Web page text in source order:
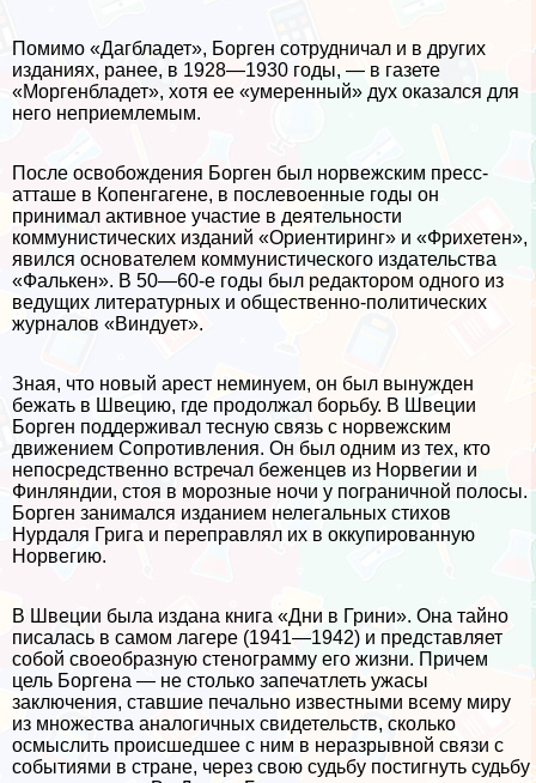
Помимо «Дагбладет», Борген сотрудничал и в других
изданиях, ранее, в 1928—1930 годы, — в газете
«Моргенбладет», хотя ее «умеренный» дух оказался для
него неприемлемым.
После освобождения Борген был норвежским пресс-
атташе в Копенгагене, в послевоенные годы он
принимал активное участие в деятельности
коммунистических изданий «Ориентиринг» и «Фрихетен»,
явился основателем коммунистического издательства
«Фалькен». В 50—60-е годы был редактором одного из
ведущих литературных и общественно-политических
журналов «Виндует».
Зная, что новый арест неминуем, он был вынужден
бежать в Швецию, где продолжал борьбу. В Швеции
Борген поддерживал тесную связь с норвежским
движением Сопротивления. Он был одним из тех, кто
непосредственно встречал беженцев из Норвегии и
Финляндии, стоя в морозные ночи у пограничной полосы.
Борген занимался изданием нелегальных стихов
Нурдаля Грига и переправлял их в оккупированную
Норвегию.
В Швеции была издана книга «Дни в Грини». Она тайно
писалась в самом лагере (1941—1942) и представляет
собой своеобразную стенограмму его жизни. Причем
цель Боргена — не столько запечатлеть ужасы
заключения, ставшие печально известными всему миру
из множества аналогичных свидетельств, сколько
осмыслить происшедшее с ним в неразрывной связи с
событиями в стране, через свою судьбу постигнуть судьбу